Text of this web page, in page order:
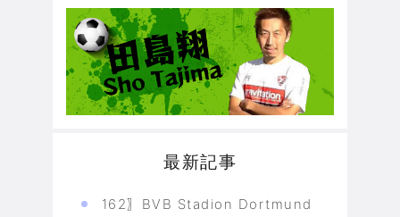
最新記事
162〗BVB Stadion Dortmund